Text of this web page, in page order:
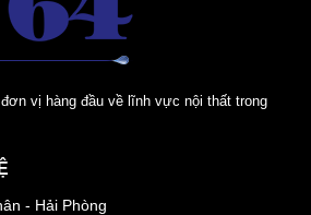
vị hàng đầu về lĩnh vực nội thất trong
- Hải Phòng